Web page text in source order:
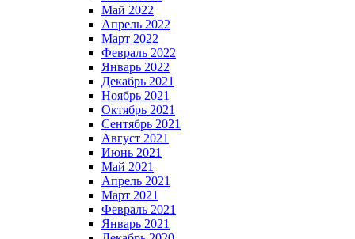
Май 2022
Апрель 2022
Март 2022
Февраль 2022
Январь 2022
Декабрь 2021
Ноябрь 2021
Октябрь 2021
Сентябрь 2021
Август 2021
Июнь 2021
Май 2021
Апрель 2021
Март 2021
Февраль 2021
Январь 2021